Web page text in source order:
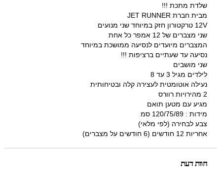
שלדת מתכת !!!
מבית חברת JET RUNNER
12V טרקטורון חזק במיוחד שני מנועים
שני מצברים של 12 אמפר כל אחת
המצברים מיועדים לנסיעה ממושכת במיוחד
נסיעה עד שעתיים ברציפות !!!
שני מושבים
לילדים מגיל 3 עד 8
נעילה אוטומטית לעצירה קלה ובטיחותית
2 מהירויות רוורס
מגיע עם מטען תואם
מידות : 120/75/89 סמ
צבע לבחירה (לפי מלאי)
אחריות 12 חודשים (6 חודשים על מצברים)
חוות דעת